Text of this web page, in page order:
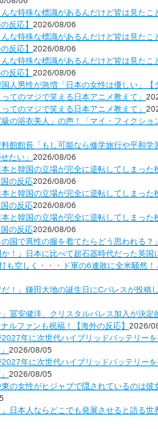
な特殊な標識があるんだけど皆は見た
反応】 2026/08/06
な特殊な標識があるんだけど皆は見た
反応】 2026/08/06
な特殊な標識があるんだけど皆は見た
反応】 2026/08/06
人男性が急増「日本の女性は優しい」【
てのマジで笑える日本アニメ教えて」
てのマジで笑える日本アニメ教えて」
の浴衣美人」の声！「マイ・フィクショ
料館館長「もし可能なら修学旅行や平和
たい」 2026/08/06
本と韓国の立場が完全に逆転してしまっ
の反応2026/08/06
本と韓国の立場が完全に逆転してしまっ
の反応2026/08/06
本と韓国の立場が完全に逆転してしまっ
の反応2026/08/06
国で異性の服を着てたらどう思われる？」
！」日本に比べて超石器時代だった英国
も空しく・・・ド軍の6連敗に全米騒然
！」鎌田大地の誕生日にCパレスが投稿
冨安健洋、クリスタルパレス加入が決定
ルファンも祝福！【海外の反応】 2026/
年に次世代ハイブリッドバッテリー
2026/08/05
年に次世代ハイブリッドバッテリー
2026/08/05
東の女性がヒジャブで隠されているのは
日本人ならどこでも発展させると語る世